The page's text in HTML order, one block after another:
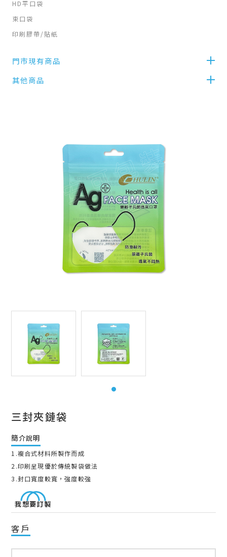
HD平口袋
束口袋
印刷膠帶/貼紙
門市現有商品
其他商品
三封夾鏈袋
簡介說明
1.複合式材料所製作而成
2.印刷呈現優於傳統製袋做法
3.封口寬度較寬，強度較強
我想要訂製
客戶